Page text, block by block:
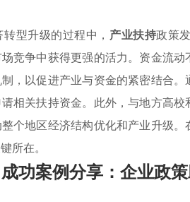
型升级的过程中， 产业扶持政策
竞争中获得更强的活力。资金流
，以促进产业与资金的紧密结合
相关扶持资金。此外，与地方高
个地区经济结构优化和产业升级
所在。
成功案例分享：企业政